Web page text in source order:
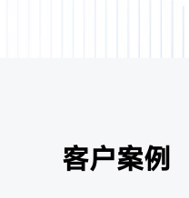
客户案例